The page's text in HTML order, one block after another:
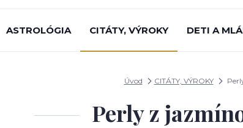
ASTROLÓGIA CITÁTY, VÝROKY DETI A
Úvod CITÁTY, VÝROKY
Perly z